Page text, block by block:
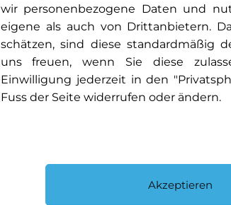
wir personenbezogene Daten und
eigene als auch von Drittanbietern.
schätzen, sind diese standardmäßig
uns freuen, wenn Sie diese
Einwilligung jederzeit in den
Fuss der Seite widerrufen oder ändern.
Akzeptieren
Wo darf das Fahrzeug gefahren
Der Mieter und der Fahrer
Vertragsgebiet umfasst Europa
befahren werden dürfen:
für alle Fahrzeugkategorien
Griechenland, Island,
Herzegowina, Moldawien, die
für Fahrzeuge der Gruppe H,